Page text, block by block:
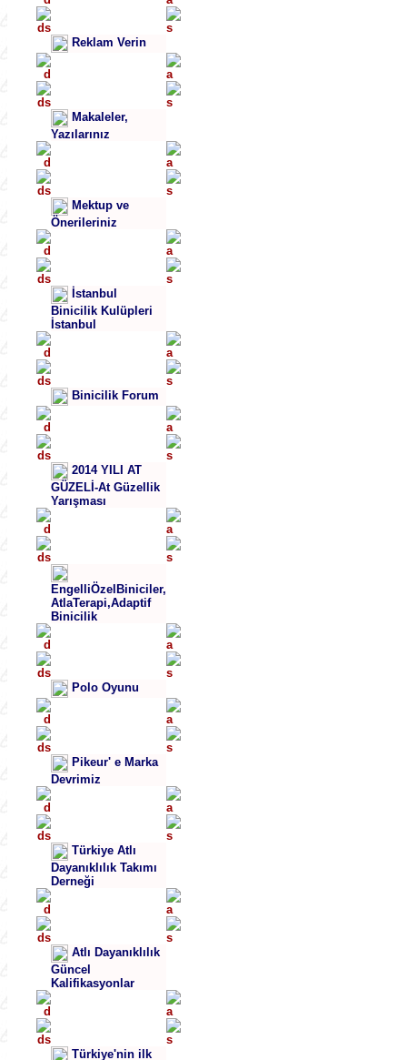
Reklam Verin
Makaleler,
Yazılarınız
Mektup ve
Önerileriniz
İstanbul
Binicilik Kulüpleri
İstanbul
Binicilik Forum
2014 YILI AT
GÜZELİ-At Güzellik
Yarışması
EngelliÖzelBiniciler,
AtlaTerapi,Adaptif
Binicilik
Polo Oyunu
Pikeur' e Marka
Devrimiz
Türkiye Atlı
Dayanıklılık Takımı
Derneği
Atlı Dayanıklılık
Güncel
Kalifikasyonlar
Türkiye'nin ilk